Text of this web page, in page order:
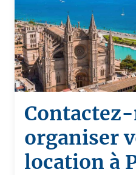
organiser
location à